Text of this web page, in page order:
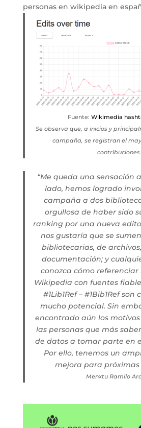
personas en wikipedia en
Fuente:Wikimedia
Se observa que, a inicios y
campaña, se registran el
contribuciones
“Me queda una sensación
lado, hemos logrado
campaña a dos
orgullosa de haber sido
ranking por una nueva
nos gustaría que se
bibliotecarias, de
documentación; y
conozca cómo referenciar
Wikipedia con fuentes
#1Lib1Ref – #1Bib1Ref
mucho potencial. Sin
encontrado aún los
las personas que más
de datos a tomar parte en
Por ello, tenemos un
mejora para próximas
Menxtu Ramilo